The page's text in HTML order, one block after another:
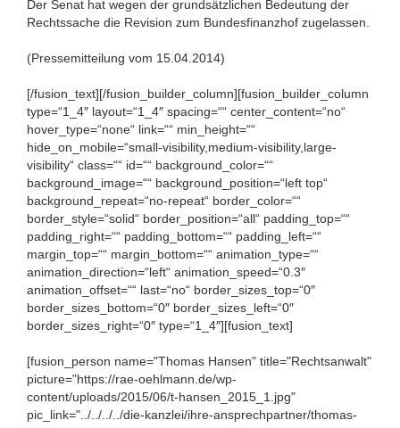
Der Senat hat wegen der grundsätzlichen Bedeutung der
Rechtssache die Revision zum Bundesfinanzhof zugelassen.
(Pressemitteilung vom 15.04.2014)
[/fusion_text][/fusion_builder_column][fusion_builder_column
type=“1_4″ layout=“1_4″ spacing=““ center_content=“no“
hover_type=“none“ link=““ min_height=““
hide_on_mobile=“small-visibility,medium-visibility,large-
visibility“ class=““ id=““ background_color=““
background_image=““ background_position=“left top“
background_repeat=“no-repeat“ border_color=““
border_style=“solid“ border_position=“all“ padding_top=““
padding_right=““ padding_bottom=““ padding_left=““
margin_top=““ margin_bottom=““ animation_type=““
animation_direction=“left“ animation_speed=“0.3″
animation_offset=““ last=“no“ border_sizes_top=“0″
border_sizes_bottom=“0″ border_sizes_left=“0″
border_sizes_right=“0″ type=“1_4″][fusion_text]
[fusion_person name="Thomas Hansen" title="Rechtsanwalt"
picture="https://rae-oehlmann.de/wp-
content/uploads/2015/06/t-hansen_2015_1.jpg"
pic_link="../../../../die-kanzlei/ihre-ansprechpartner/thomas-